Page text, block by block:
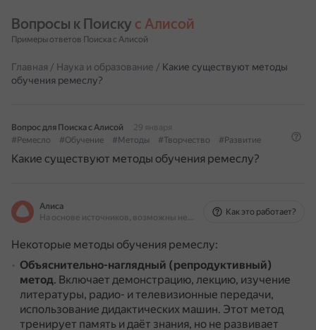
Вопросы к Поиску с Алисой
Примеры ответов Поиска с Алисой
Главная / Наука и образование / Какие существуют методы
обучения ремеслу?
Вопрос для Поиска с Алисой
29 января
#Ремесло
#Обучение #Методы #Творчество #Развитие
Какие существуют методы обучения ремеслу?
Алиса
На основе источников, возможны неточности
Как это работает?
Некоторые методы обучения ремеслу:
Объяснительно-наглядный (репродуктивный)
метод. Включает демонстрацию, лекцию, изучение
литературы, радио- и телевизионные передачи,
использование дидактических машин. Этот метод
тренирует память и даёт знания, но не развивает